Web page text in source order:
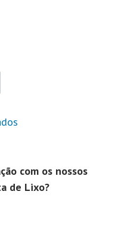
com os nossos
de Lixo?